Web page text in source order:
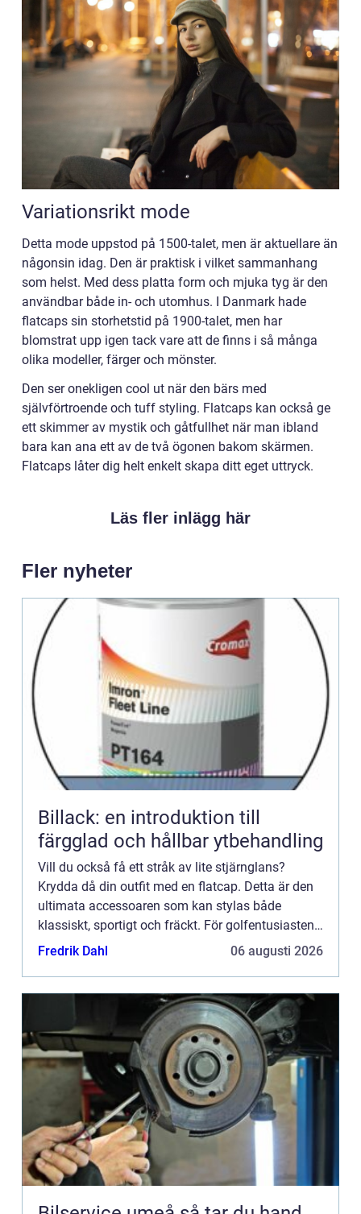
Variationsrikt mode
Detta mode uppstod på 1500-talet, men är aktuellare än
någonsin idag. Den är praktisk i vilket sammanhang
som helst. Med dess platta form och mjuka tyg är den
användbar både in- och utomhus. I Danmark hade
flatcaps sin storhetstid på 1900-talet, men har
blomstrat upp igen tack vare att de finns i så många
olika modeller, färger och mönster.
Den ser onekligen cool ut när den bärs med
självförtroende och tuff styling. Flatcaps kan också ge
ett skimmer av mystik och gåtfullhet när man ibland
bara kan ana ett av de två ögonen bakom skärmen.
Flatcaps låter dig helt enkelt skapa ditt eget uttryck.
Läs fler inlägg här
Fler nyheter
Billack: en introduktion till
färgglad och hållbar ytbehandling
Vill du också få ett stråk av lite stjärnglans?
Krydda då din outfit med en flatcap. Detta är den
ultimata accessoaren som kan stylas både
klassiskt, sportigt och fräckt. För golfentusiasten
är den oundviklig. Ingen sport personifierar
Fredrik Dahl 06 augusti 2026